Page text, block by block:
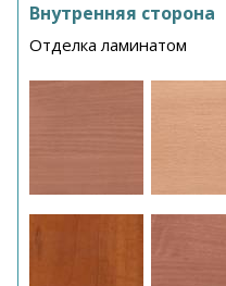
Внутренняя сторона
Отделка ламинатом